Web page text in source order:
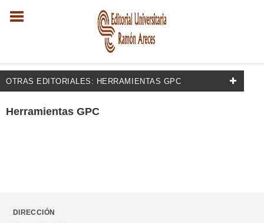
OTRAS EDITORIALES: HERRAMIENTAS GPC
EDITORIALES
RRHH
Herramientas GPC
DIRECCIÓN